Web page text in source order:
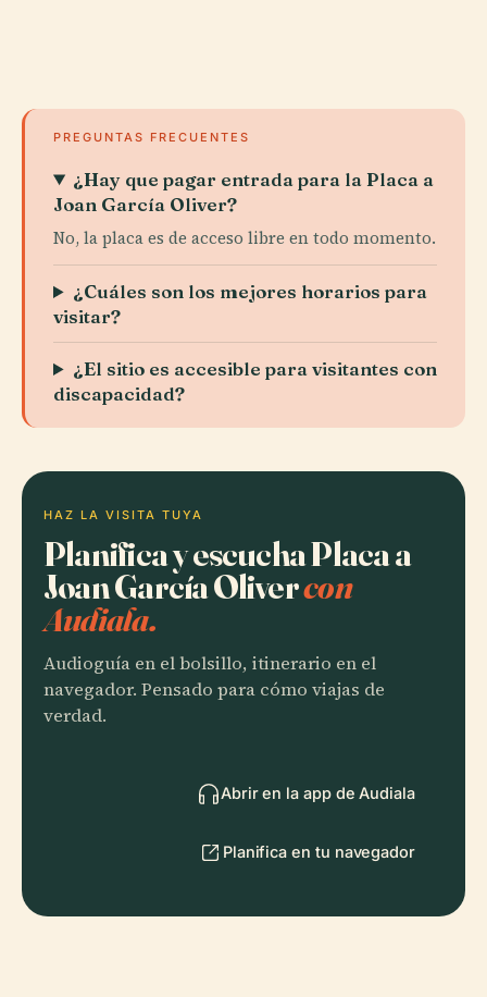
PREGUNTAS FRECUENTES
¿Hay que pagar entrada para la Placa a
Joan García Oliver?
No, la placa es de acceso libre en todo momento.
¿Cuáles son los mejores horarios para
visitar?
¿El sitio es accesible para visitantes con
discapacidad?
HAZ LA VISITA TUYA
Planifica y escucha Placa a
Joan García Olivercon
Audiala.
Audioguía en el bolsillo, itinerario en el
navegador. Pensado para cómo viajas de
verdad.
Abrir en la app de Audiala
Planifica en tu navegador